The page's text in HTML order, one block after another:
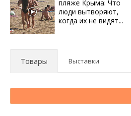
пляже Крыма: Что
люди вытворяют,
когда их не видят...
Товары Выставки